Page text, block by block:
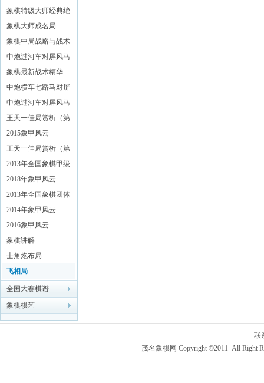
象棋特级大师经典绝
活
象棋大师成名局
象棋中局战略与战术
中炮过河车对屏风马
平炮兑车
象棋最新战术精华
(五)
中炮横车七路马对屏
风马全盘战术
中炮过河车对屏风马
左马盘河
王天一佳局赏析（第
二辑）
2015象甲风云
王天一佳局赏析（第
一辑）
2013年全国象棋甲级
联赛特辑
2018年象甲风云
2013年全国象棋团体
赛
2014年象甲风云
2016象甲风云
象棋讲解
士角炮布局
飞相局
全国大赛棋谱
象棋棋艺
联
茂名象棋网 Copyright ©2011 All Right